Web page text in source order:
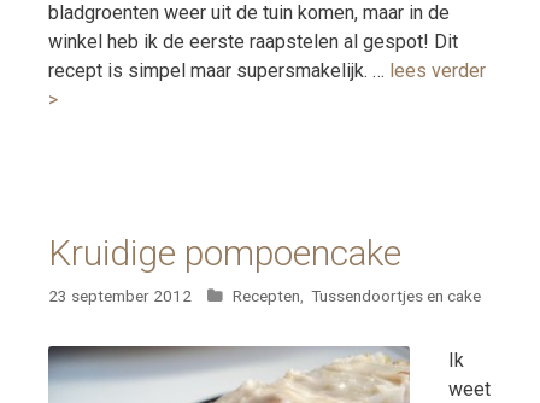
bladgroenten weer uit de tuin komen, maar in de
winkel heb ik de eerste raapstelen al gespot! Dit
recept is simpel maar supersmakelijk. … lees verder
>
Kruidige pompoencake
23 september 2012 Categorieën
Recepten, Tussendoortjes en cake
Ik
weet